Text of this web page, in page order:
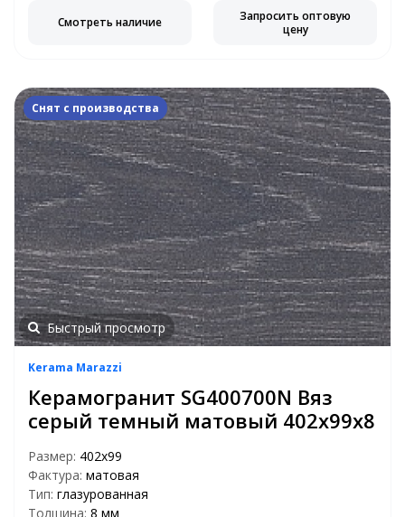
Смотреть наличие
Запросить оптовую
цену
Снят с производства
Быстрый просмотр
Kerama Marazzi
Керамогранит SG400700N Вяз
серый темный матовый 402х99х8
Размер: 402х99
Фактура: матовая
Тип: глазурованная
Толщина: 8 мм